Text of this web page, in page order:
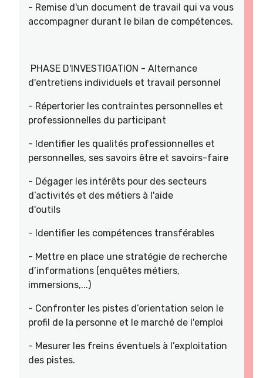
- Remise d'un document de travail qui va vous
accompagner durant le bilan de compétences.
PHASE D'INVESTIGATION - Alternance
d'entretiens individuels et travail personnel
- Répertorier les contraintes personnelles et
professionnelles du participant
- Identifier les qualités professionnelles et
personnelles, ses savoirs être et savoirs-faire
- Dégager les intérêts pour des secteurs
d’activités et des métiers à l'aide
d'outils
- Identifier les compétences transférables
- Mettre en place une stratégie de recherche
d’informations (enquêtes métiers,
immersions,...)
- Confronter les pistes d’orientation selon le
profil de la personne et le marché de l'emploi
- Mesurer les freins éventuels à l’exploitation
des pistes.